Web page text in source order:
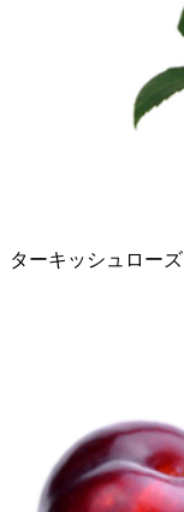
ターキッシュローズ